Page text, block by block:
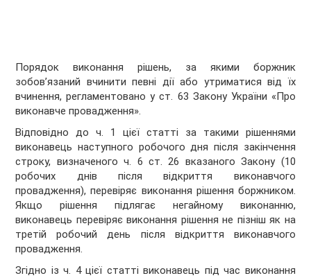
Порядок виконання рішень, за якими боржник
зобов’язаний вчинити певні дії або утриматися від їх
вчинення, регламентовано у ст. 63 Закону України «Про
виконавче провадження».
Відповідно до ч. 1 цієї статті за такими рішеннями
виконавець наступного робочого дня після закінчення
строку, визначеного ч. 6 ст. 26 вказаного Закону (10
робочих днів після відкриття виконавчого
провадження), перевіряє виконання рішення боржником.
Якщо рішення підлягає негайному виконанню,
виконавець перевіряє виконання рішення не пізніш як на
третій робочий день після відкриття виконавчого
провадження.
Згідно із ч. 4 цієї статті виконавець під час виконання